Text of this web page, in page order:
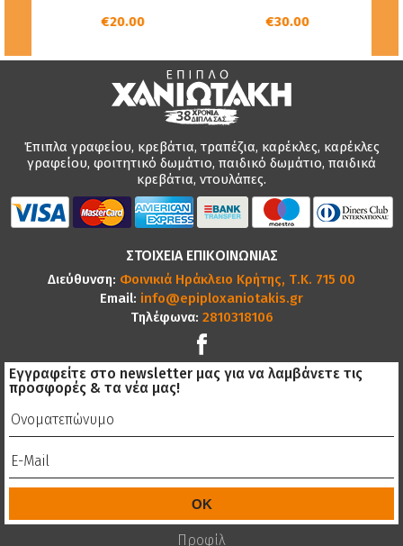
€20.00 €30.00
Έπιπλα γραφείου, κρεβάτια, τραπέζια, καρέκλες, καρέκλες
γραφείου, φοιτητικό δωμάτιο, παιδικό δωμάτιο, παιδικά
κρεβάτια, ντουλάπες.
ΣΤΟΙΧΕΙΑ ΕΠΙΚΟΙΝΩΝΙΑΣ
Διεύθυνση: Φοινικιά Ηράκλειο Κρήτης, Τ.Κ. 715 00
Email: info@epiploxaniotakis.gr
Τηλέφωνα: 2810318106
Εγγραφείτε στο newsletter μας για να λαμβάνετε τις
προσφορές & τα νέα μας!
Προφίλ